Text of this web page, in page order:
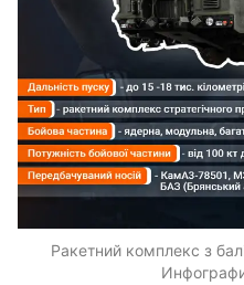
Ракетний комплекс з